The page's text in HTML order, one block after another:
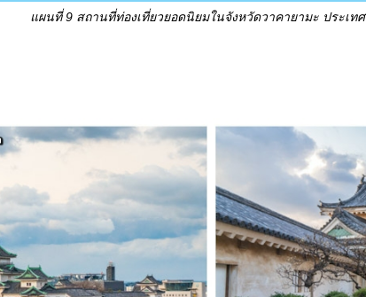
แผนที่9 สถานที่ท่องเที่ยวยอดนิยมในจังหวัดวาคายามะ ประเท